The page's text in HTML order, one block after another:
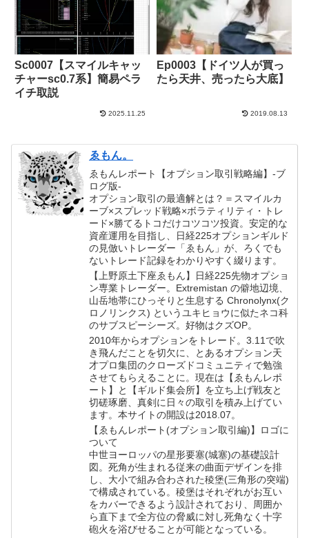
Sc0007【スマイルキャッ
チャーsc0.7系】簡易ペラ
イチ取説
2025.11.25
Ep0003【ドイツ人が買っ
たら天井、売ったら大底】
2019.08.13
ゑもん。
ゑもんレポート【オプション取引戦略編】-ブ
ログ版-
オプション取引の最適解とは？＝スマイルカ
ーブ×スプレッド戦略×ボラティリティ・トレ
ード×勝てるトコだけコツコツ投資。安定的な
資産運用を目指し、日経225オプションギルド
の見倣いトレーダー「ゑもん」が、ろくでも
ないトレード記録をわかりやすく綴ります。
【上野原土下座ゑもん】日経225先物オプショ
ン専業トレーダー。Extremistan の僻地辺境、
山岳地帯にひっそりと生息する Chronolynx(ク
ロノリンクス) というユキヒョウに似たネコ科
のサブスピーシーズ。好物はクズOP。
2010年からオプションをトレード。3.11で吹
き飛んだことを切欠に、とあるオプション天
才プロ集団のクローズドコミュニティで勉強
させてもらえることに。現在は【ゑもんレポ
ート】と【ギルド集会所】を立ち上げ戦友と
切磋琢磨、真剣に日々の取引を積み上げてい
ます。本サイトの開設は2018.07。
【ゑもんレポート(オプション取引編)】ロゴに
ついて
中世ヨーロッパの星形要塞(城塞)の基礎設計
図。死角が生まれる従来の曲面デザインを排
し、大小で組み合わされた稜堡(三角形の突端)
で構成されている。稜堡はそれぞれがお互い
をカバーできるよう設計されており、周囲か
ら直下まで全方位の脅威に対し死角なく十字
砲火を浴びせることが可能となっている。